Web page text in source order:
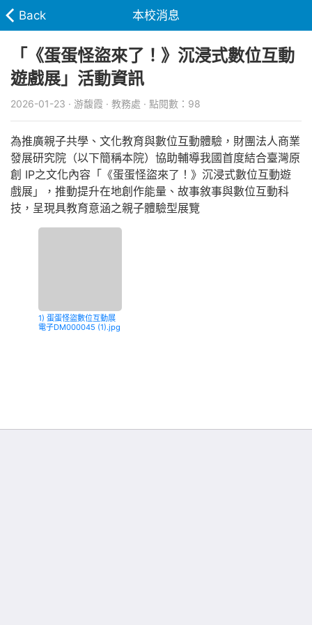
Back 本校消息
「《蛋蛋怪盜來了！》沉浸式數位互動
遊戲展」活動資訊
2026-01-23 · 游馥霞 · 教務處 · 點閱數：98
為推廣親子共學、文化教育與數位互動體驗，財團法人商業
發展研究院（以下簡稱本院）協助輔導我國首度結合臺灣原
創 IP之文化內容「《蛋蛋怪盜來了！》沉浸式數位互動遊
戲展」，推動提升在地創作能量、故事敘事與數位互動科
技，呈現具教育意涵之親子體驗型展覽
1) 蛋蛋怪盜數位互動展
電子DM000045 (1).jpg